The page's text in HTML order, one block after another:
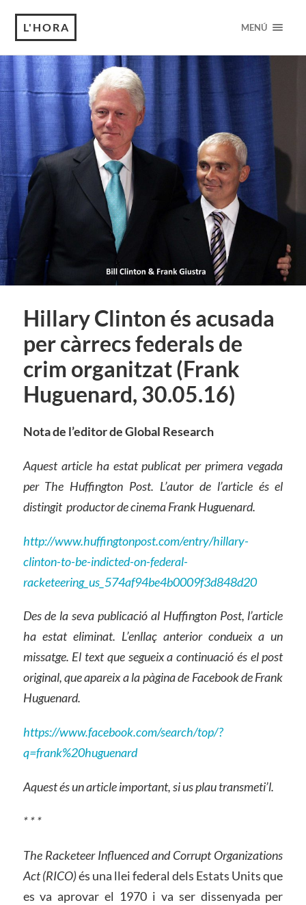
L'HORA MENÚ
Hillary Clinton és acusada
per càrrecs federals de
crim organitzat (Frank
Huguenard, 30.05.16)
Nota de l’editor de Global Research
Aquest article ha estat publicat per primera vegada
per The Huffington Post. L’autor de l’article és el
distingit productor de cinema Frank Huguenard.
http://www.huffingtonpost.com/entry/hillary-
clinton-to-be-indicted-on-federal-
racketeering_us_574af94be4b0009f3d848d20
Des de la seva publicació al Huffington Post, l’article
ha estat eliminat. L’enllaç anterior condueix a un
missatge. El text que segueix a continuació és el post
original, que apareix a la pàgina de Facebook de Frank
Huguenard.
https://www.facebook.com/search/top/?
q=frank%20huguenard
Aquest és un article important, si us plau transmeti’l.
* * *
The Racketeer Influenced and Corrupt Organizations
Act (RICO)és una llei federal dels Estats Units que
es va aprovar el 1970 i va ser dissenyada per